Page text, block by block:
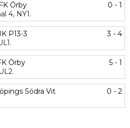
Örby
0 - 1
4, NY1.
P13-3
3 - 4
Örby
5 - 1
UL2.
Södra Vit
0 - 2